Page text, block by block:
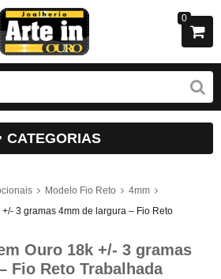
0
CATEGORIAS
Modelo Fio Reto
4mm
3 gramas 4mm de largura – Fio Reto
Ouro 18k +/- 3 gramas
Fio Reto Trabalhada